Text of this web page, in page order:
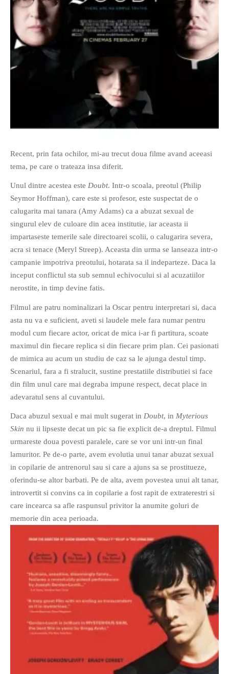
DESCARCĂ!
If you like movies, words and
mind games, then this is the
book for you. Take the
challenge of creating your
own acrostics and describing
famous movies by using the
very letters of their titles!
RASFOIESTE
PAGINI
Ce fac?
Contact
Descarca povestirea Floare
Albastra!
Acrostics!
PRIETENI APROPIATI
Victor Sosea – Designer
PRIETENI DIN AFARA BRESLEI
GloryBox.ro
Vreau-schimbare.ro
PRIETENI DIN BREASLA
Recent, prin fata ochilor, mi-au trecut doua filme avand aceeasi
tema, pe care o trateaza insa diferit.
Unul dintre acestea este Doubt. Intr-o scoala, preotul (Philip
Seymor Hoffman), care este si profesor, este suspectat de o
calugarita mai tanara (Amy Adams) ca a abuzat sexual de
singurul elev de culoare din acea institutie, iar aceasta ii
impartaseste temerile sale directoarei scolii, o calugarira severa,
acra si tenace (Meryl Streep). Aceasta din urma se lanseaza intr-o
campanie impotriva preotului, hotarata sa il indeparteze. Daca la
inceput conflictul sta sub semnul echivocului si al acuzatiilor
nerostite, in timp devine fatis.
Filmul are patru nominalizari la Oscar pentru interpretari si, daca
asta nu va e suficient, aveti si laudele mele fara numar pentru
modul cum fiecare actor, oricat de mica i-ar fi partitura, scoate
maximul din fiecare replica si din fiecare prim plan. Cei pasionati
de mimica au acum un studiu de caz sa le ajunga destul timp.
Scenariul, fara a fi stralucit, sustine prestatiile distributiei si face
din film unul care mai degraba impune respect, decat place in
adevaratul sens al cuvantului.
Daca abuzul sexual e mai mult sugerat in Doubt, in Myterious
Skin nu ii lipseste decat un pic sa fie explicit de-a dreptul. Filmul
urmareste doua povesti paralele, care se vor uni intr-un final
lamuritor. Pe de-o parte, avem evolutia unui tanar abuzat sexual
in copilarie de antrenorul sau si care a ajuns sa se prostitueze,
oferindu-se altor barbati. Pe de alta, avem povestea unui alt tanar,
introvertit si convins ca in copilarie a fost rapit de extraterestri si
care incearca sa afle raspunsul privitor la anumite goluri de
memorie din acea perioada.